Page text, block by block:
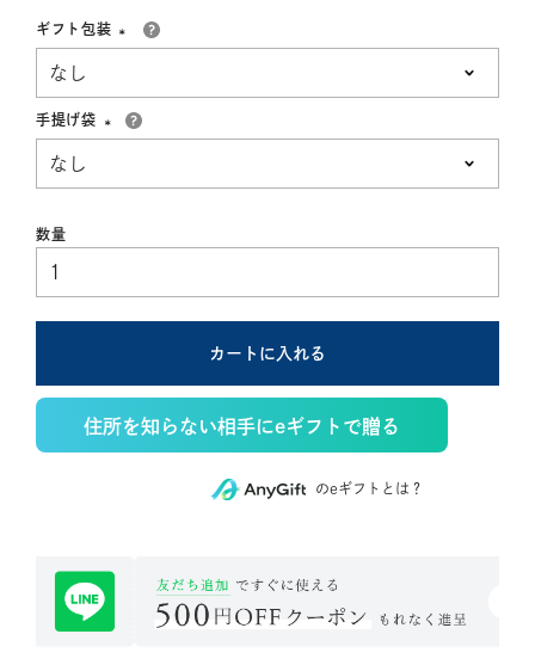
ギフト包装
手提げ袋
カートに入れる
住所を知らない相手にeギフトで贈る
のeギフトとは？